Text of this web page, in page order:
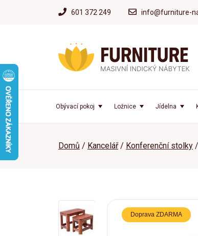
601 372 249 info@furniture-
Obývací pokoj Ložnice Jídelna
Domů Kancelář Konferenční stolky
Doprava ZDARMA